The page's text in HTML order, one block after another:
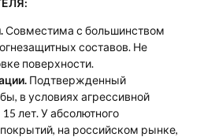
Совместима с большинством
составов. Не
поверхности.
Подтвержденный
в условиях агрессивной
лет. У абсолютного
на российском рынке,